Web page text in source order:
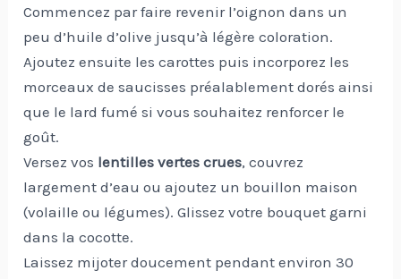
Commencez par faire revenir l’oignon dans un
peu d’huile d’olive jusqu’à légère coloration.
Ajoutez ensuite les carottes puis incorporez les
morceaux de saucisses préalablement dorés ainsi
que le lard fumé si vous souhaitez renforcer le
goût.
Versez vos lentilles vertes crues, couvrez
largement d’eau ou ajoutez un bouillon maison
(volaille ou légumes). Glissez votre bouquet garni
dans la cocotte.
Laissez mijoter doucement pendant environ 30